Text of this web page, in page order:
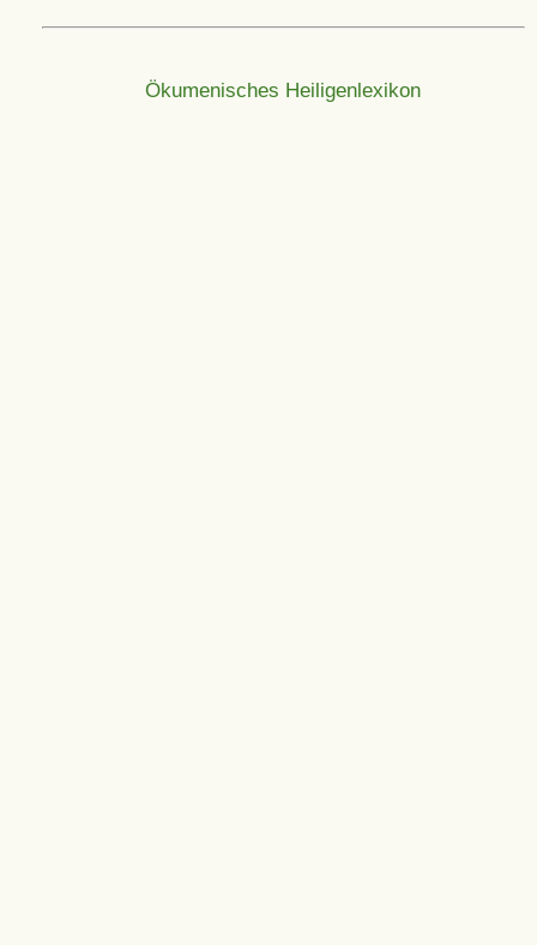
Ökumenisches Heiligenlexikon